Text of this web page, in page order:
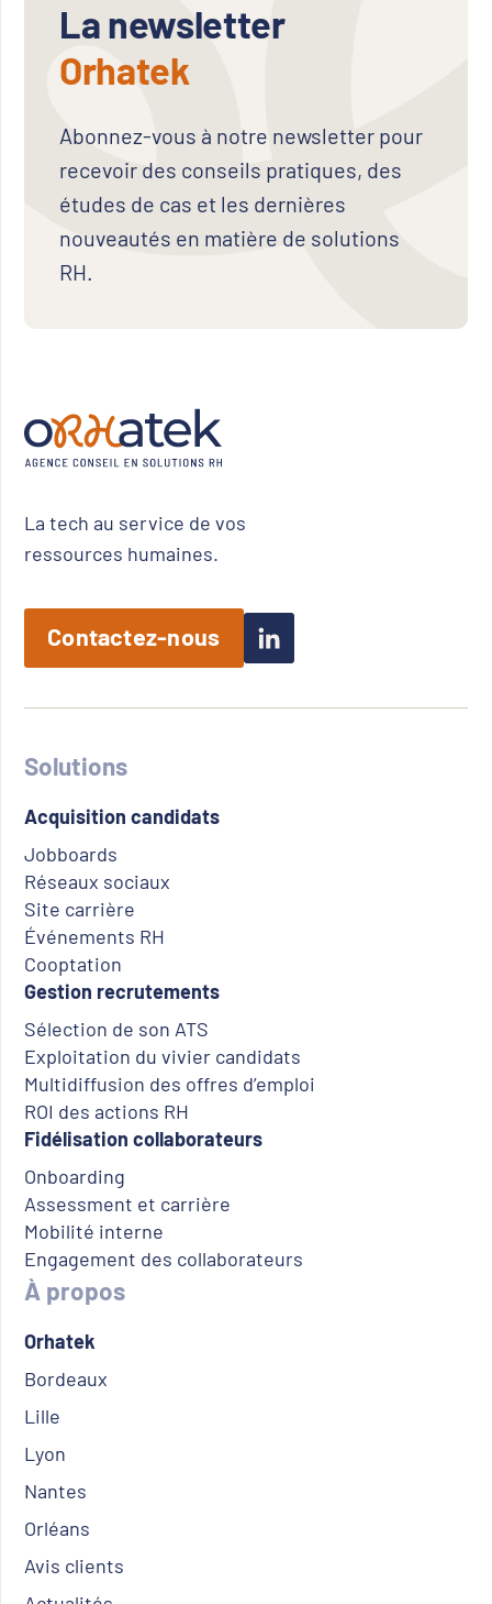
La newsletter
Orhatek
Abonnez-vous à notre newsletter pour
recevoir des conseils pratiques, des
études de cas et les dernières
nouveautés en matière de solutions
RH.
Solutions
Acquisition candidats
Jobboards
Réseaux sociaux
Site carrière
Événements RH
Cooptation
Gestion recrutements
Sélection de son ATS
Exploitation du vivier candidats
Multidiffusion des offres d’emploi
ROI des actions RH
Fidélisation collaborateurs
Onboarding
Assessment et carrière
Mobilité interne
Engagement des collaborateurs
À propos
Orhatek
Bordeaux
Lille
Lyon
Nantes
Orléans
Avis clients
La tech au service de vos
ressources humaines.
Contactez-nous